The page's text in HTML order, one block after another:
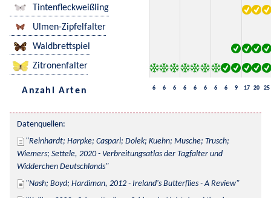
Tintenfleckweißling
Ulmen-Zipfelfalter
Waldbrettspiel
Zitronenfalter
Anzahl Arten 6 6 6 6 6 6 6 6 9 17 20 25
Datenquellen:
Reinhardt; Harpke; Caspari; Dolek; Kuehn; Musche; Trusch;
Wiemers; Settele, 2020 - Verbreitungsatlas der Tagfalter und
Widderchen Deutschlands
Nash; Boyd; Hardiman, 2012 - Ireland's Butterflies - A Review